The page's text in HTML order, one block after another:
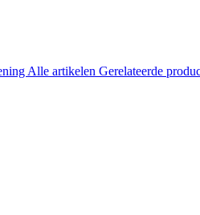
Alle artikelen Gerelateerde